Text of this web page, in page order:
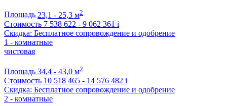
Площадь 23,1 - 25,3 м2
Стоимость 7 538 622 - 9 062 361 i
Скидка: Бесплатное сопровождение и одобрение
1 - комнатные
чистовая
Площадь 34,4 - 43,0 м2
Стоимость 10 518 465 - 14 576 482 i
Скидка: Бесплатное сопровождение и одобрение
2 - комнатные